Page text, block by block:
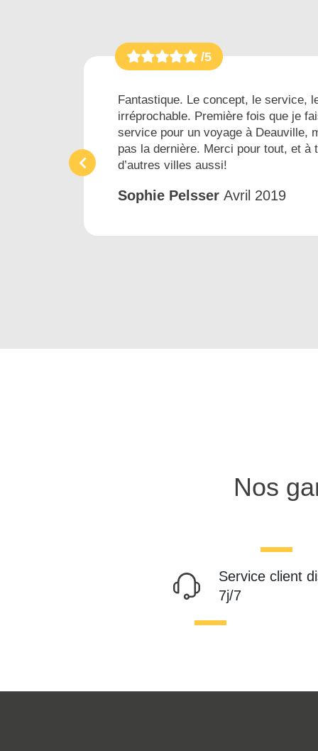
/5
Fantastique. Le concept, le service,
irréprochable. Première fois que je
service pour un voyage à Deauville,
pas la dernière. Merci pour tout, et à
d’autres villes aussi!
Sophie Pelsser Avril 2019
Nos
Service client
7j/7